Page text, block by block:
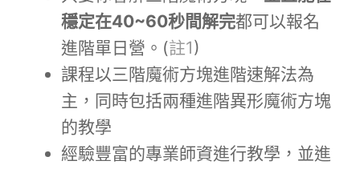
穩定在40~60秒間解完都可以報名
進階單日營。(註1)
課程以三階魔術方塊進階速解法為
主，同時包括兩種進階異形魔術方塊
的教學
經驗豐富的專業師資進行教學，並進